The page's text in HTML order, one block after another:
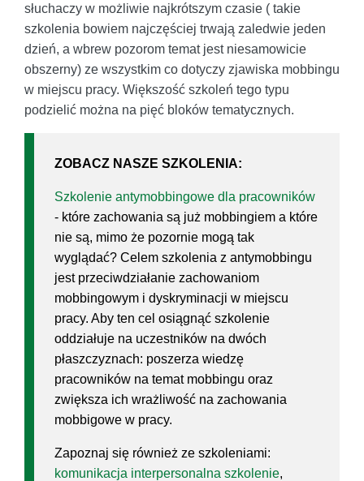
słuchaczy w możliwie najkrótszym czasie ( takie
szkolenia bowiem najczęściej trwają zaledwie jeden
dzień, a wbrew pozorom temat jest niesamowicie
obszerny) ze wszystkim co dotyczy zjawiska mobbingu
w miejscu pracy. Większość szkoleń tego typu
podzielić można na pięć bloków tematycznych.
ZOBACZ NASZE SZKOLENIA:
Szkolenie antymobbingowe dla pracowników
- które zachowania są już mobbingiem a które
nie są, mimo że pozornie mogą tak
wyglądać? Celem szkolenia z antymobbingu
jest przeciwdziałanie zachowaniom
mobbingowym i dyskryminacji w miejscu
pracy. Aby ten cel osiągnąć szkolenie
oddziałuje na uczestników na dwóch
płaszczyznach: poszerza wiedzę
pracowników na temat mobbingu oraz
zwiększa ich wrażliwość na zachowania
mobbigowe w pracy.
Zapoznaj się również ze szkoleniami:
komunikacja interpersonalna szkolenie,